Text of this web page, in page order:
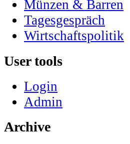
Münzen & Barren
Tagesgespräch
Wirtschaftspolitik
User tools
Login
Admin
Archive